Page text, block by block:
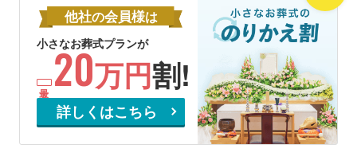
他社の会員様は
小さなお葬式プランが
20万円割!
詳しくはこちら